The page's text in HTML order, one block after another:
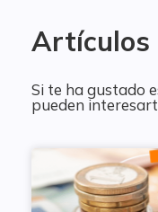
Artículos
Si te ha gustado
pueden